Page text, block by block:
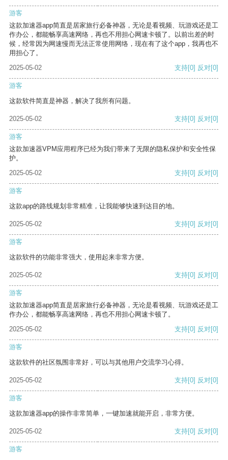
游客
这款加速器app简直是居家旅行必备神器，无论是看视频、玩游戏还是工
作办公，都能畅享高速网络，再也不用担心网速卡顿了。以前出差的时
候，经常因为网速慢而无法正常使用网络，现在有了这个app，我再也不
用担心了。
2025-05-02
支持[0] 反对[0]
游客
这款软件简直是神器，解决了我所有问题。
2025-05-02 支持[0] 反对[0]
游客
这款加速器VPM应用程序已经为我们带来了无限的隐私保护和安全性保
护。
2025-05-02
支持[0] 反对[0]
游客
这款app的路线规划非常精准，让我能够快速到达目的地。
2025-05-02 支持[0] 反对[0]
游客
这款软件的功能非常强大，使用起来非常方便。
2025-05-02 支持[0] 反对[0]
游客
这款加速器app简直是居家旅行必备神器，无论是看视频、玩游戏还是工
作办公，都能畅享高速网络，再也不用担心网速卡顿了。
2025-05-02
支持[0] 反对[0]
游客
这款软件的社区氛围非常好，可以与其他用户交流学习心得。
2025-05-02 支持[0] 反对[0]
游客
这款加速器app的操作非常简单，一键加速就能开启，非常方便。
2025-05-02 支持[0] 反对[0]
游客